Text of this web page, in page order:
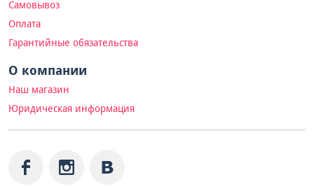
Самовывоз
Оплата
Гарантийные обязательства
О компании
Наш магазин
Юридическая информация